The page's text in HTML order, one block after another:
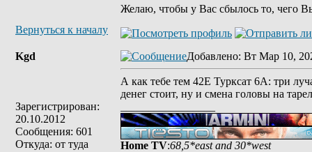
Желаю, чтобы у Вас сбылось то, чего
Вернуться к началу
Kgd
Зарегистрирован:
20.10.2012
Сообщения: 601
Откуда: от туда
Добавлено: Вт Мар 10,
А как тебе тем 42Е Турксат 6А: три
денег стоит, ну и смена головы на
Home TV:68,5*east and 30*west